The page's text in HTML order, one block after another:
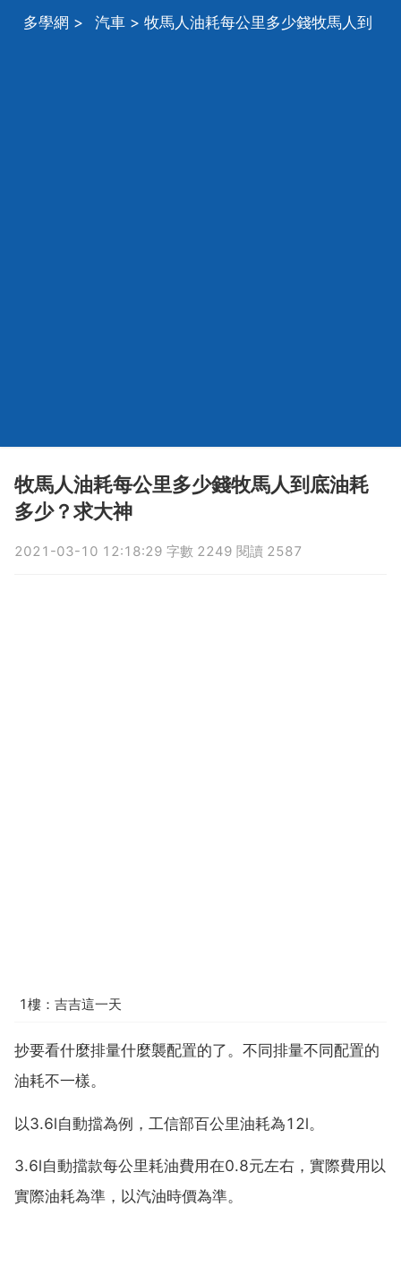
多學網 > 汽車 > 牧馬人油耗每公里多少錢牧馬人到
牧馬人油耗每公里多少錢牧馬人到底油耗
多少？求大神
2021-03-10 12:18:29 字數 2249 閱讀 2587
1樓：吉吉這一天
抄要看什麼排量什麼襲配置的了。不同排量不同配置的
油耗不一樣。
以3.6l自動擋為例，工信部百公里油耗為12l。
3.6l自動擋款每公里耗油費用在0.8元左右，實際費用以
實際油耗為準，以汽油時價為準。